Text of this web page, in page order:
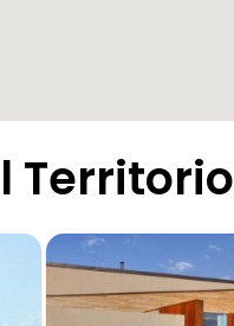
Territorio